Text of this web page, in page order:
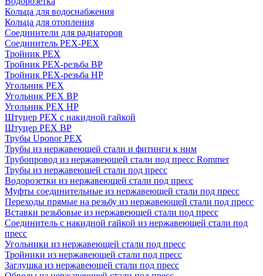
Кольца для водоснабжения
Кольца для отопления
Соединители для радиаторов
Соединитель PEX-PEX
Тройник PEX
Тройник PEX-резьба ВР
Тройник PEX-резьба НР
Угольник PEX
Угольник PEX ВР
Угольник PEX НР
Штуцер PEX c накидной гайкой
Штуцер PEX ВР
Трубы Uponor PEX
Трубы из нержавеющей стали и фитинги к ним
Трубопровод из нержавеющей стали под пресс Rommer
Трубы из нержавеющей стали под пресс
Водорозетки из нержавеющей стали под пресс
Муфты соединительные из нержавеющей стали под пресс
Переходы прямые на резьбу из нержавеющей стали под пресс
Вставки резьбовые из нержавеющей стали под пресс
Соединитель с накидной гайкой из нержавеющей стали под
пресс
Угольники из нержавеющей стали под пресс
Тройники из нержавеющей стали под пресс
Заглушка из нержавеющей стали под пресс